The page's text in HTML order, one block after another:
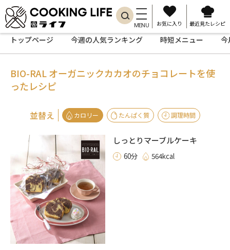
お気に入り 最近見たレシピ
MENU
トップページ 今週の人気ランキング 時短メニュー 今
BIO-RAL オーガニックカカオのチョ コレートを使
ったレシピ
並替え カロリー たんぱく質 調理時間
しっとりマーブルケーキ
60分 564kcal